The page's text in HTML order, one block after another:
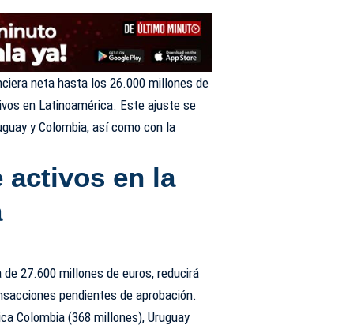
neta hasta los 26.000 millones de
en Latinoamérica. Este ajuste se
y Colombia, así como con la
activos en la
27.600 millones de euros, reducirá
pendientes de aprobación.
Colombia (368 millones), Uruguay